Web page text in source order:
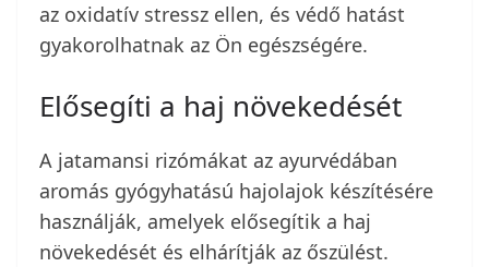
az oxidatív stressz ellen, és védő hatást
gyakorolhatnak az Ön egészségére.
Elősegíti a haj növekedését
A jatamansi rizómákat az ayurvédában
aromás gyógyhatású hajolajok készítésére
használják, amelyek elősegítik a haj
növekedését és elhárítják az őszülést.